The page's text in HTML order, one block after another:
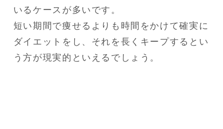
いるケースが多いです。
短い期間で痩せるよりも時間をかけて確実に
ダイエットをし、それを長くキープするとい
う方が現実的といえるでしょう。